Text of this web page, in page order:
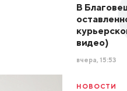
В
видео)
вчера, 15:53
НОВОСТИ